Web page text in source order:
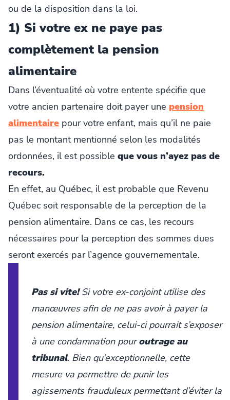
ou de la disposition dans la loi.
1) Si votre ex ne paye pas
complètement la pension
alimentaire
Dans l’éventualité où votre entente spécifie que
votre ancien partenaire doit payer une pension
alimentaire pour votre enfant, mais qu’il ne paie
pas le montant mentionné selon les modalités
ordonnées, il est possible que vous n’ayez pas de
recours.
En effet, au Québec, il est probable que Revenu
Québec soit responsable de la perception de la
pension alimentaire. Dans ce cas, les recours
nécessaires pour la perception des sommes dues
seront exercés par l’agence gouvernementale.
Pas si vite!Si votre ex-conjoint utilise des
manœuvres afin de ne pas avoir à payer la
pension alimentaire, celui-ci pourrait s’exposer
à une condamnation pouroutrage au
tribunal. Bien qu’exceptionnelle, cette
mesure va permettre de punir les
agissements frauduleux permettant d’éviter la